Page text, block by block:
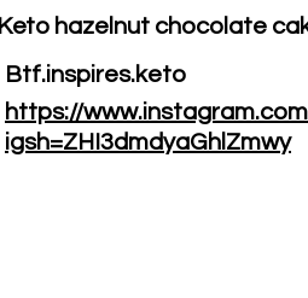
Keto hazelnut chocolate
Btf.inspires.keto
https://
igsh=ZHI3dmdyaGhlZmwy